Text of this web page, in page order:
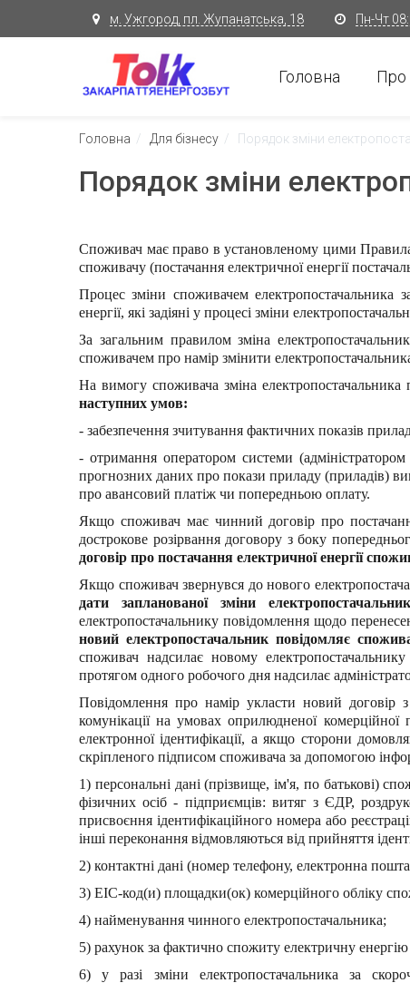
м. Ужгород, пл. Жупанатська, 18 Пн-Чт
Головна Про
Головна / Для бізнесу / Порядок зміни
Порядок зміни
Споживач має право в установленому цими
споживачу (постачання електричної енергії
Процес зміни споживачем електропостачальника
енергії, які задіяні у процесі зміни
За загальним правилом зміна
споживачем про намір змінити
На вимогу споживача зміна
наступних умов:
- забезпечення зчитування фактичних показів
- отримання оператором системи
прогнозних даних про покази приладу (приладів)
про авансовий платіж чи попередньою оплату.
Якщо споживач має чинний договір про
дострокове розірвання договору з боку
договір про постачання електричної енергії
Якщо споживач звернувся до нового
дати запланованої зміни
електропостачальнику повідомлення щодо
новий електропостачальник повідомляє
споживач надсилає новому
протягом одного робочого дня надсилає
Повідомлення про намір укласти новий договір
комунікації на умовах оприлюдненої комерційної
електронної ідентифікації, а якщо сторони
скріпленого підписом споживача за допомогою
1) персональні дані (прізвище, ім'я, по батькові)
фізичних осіб - підприємців: витяг з ЄДР,
присвоєння ідентифікаційного номера або
інші переконання відмовляються від прийняття
2) контактні дані (номер телефону, електронна
3) ЕІС-код(и) площадки(ок) комерційного обліку
4) найменування чинного електропостачальника;
5) рахунок за фактично спожиту електричну
6) у разі зміни електропостачальника за